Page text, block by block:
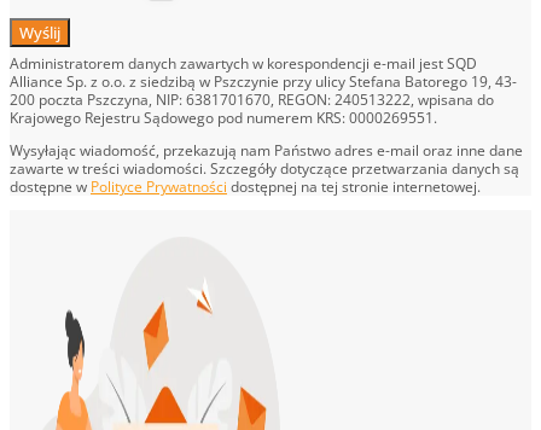
Wyślij
Administratorem danych zawartych w korespondencji e-mail jest SQD
Alliance Sp. z o.o. z siedzibą w Pszczynie przy ulicy Stefana Batorego 19, 43-
200 poczta Pszczyna, NIP: 6381701670, REGON: 240513222, wpisana do
Krajowego Rejestru Sądowego pod numerem KRS: 0000269551.
Wysyłając wiadomość, przekazują nam Państwo adres e-mail oraz inne dane
zawarte w treści wiadomości. Szczegóły dotyczące przetwarzania danych są
dostępne w Polityce Prywatności dostępnej na tej stronie internetowej.